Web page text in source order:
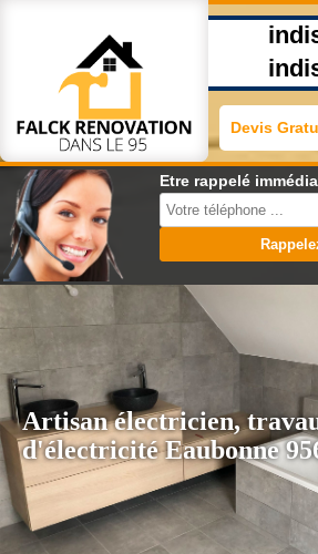
Devis
Etre rappelé
Artisan électricien,
d'électricité Eaubonne